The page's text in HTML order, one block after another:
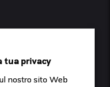
tua privacy
nostro sito Web